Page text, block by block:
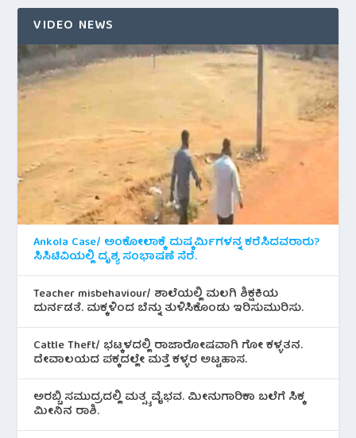
VIDEO NEWS
Ankola Case/ ಅಂಕೋಲಾಕ್ಕೆ ದುಷ್ಕರ್ಮಿಗಳನ್ನ ಕರೆಸಿದವರಾರು?
ಸಿಸಿಟಿವಿಯಲ್ಲಿ ದೃಶ್ಯ ಸಂಭಾಷಣೆ ಸೆರೆ.
Teacher misbehaviour/ ಶಾಲೆಯಲ್ಲಿ ಮಲಗಿ ಶಿಕ್ಷಕಿಯ
ದುರ್ನಡತೆ. ಮಕ್ಕಳಿಂದ ಬೆನ್ನು ತುಳಿಸಿಕೊಂಡು ಇರಿಸುಮುರಿಸು.
Cattle Theft/ ಭಟ್ಕಳದಲ್ಲಿ ರಾಜಾರೋಷವಾಗಿ ಗೋ ಕಳ್ಳತನ.
ದೇವಾಲಯದ ಪಕ್ಕದಲ್ಲೇ ಮತ್ತೆ ಕಳ್ಳರ ಅಟ್ಟಹಾಸ.
ಅರಬ್ಬಿ ಸಮುದ್ರದಲ್ಲಿ ಮತ್ಸ್ಯ ವೈಭವ. ಮೀನುಗಾರಿಕಾ ಬಲೆಗೆ ಸಿಕ್ಕ
ಮೀನಿನ‌ ರಾಶಿ.